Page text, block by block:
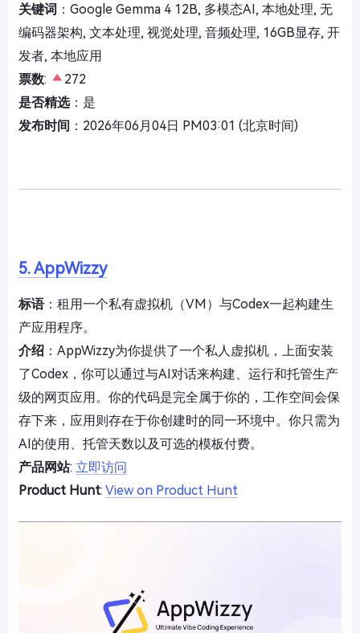
关键词 ：Google Gemma 4 12B, 多模态AI, 本地处理, 无
编码器架构, 文本处理, 视觉处理, 音频处理, 16GB显存, 开
发者, 本地应用
票数:
272
是否精选：是
发布时间 ：2026年06月04日 PM03:01 (北京时间)
5. AppWizzy
标语：租用一个私有虚拟机（VM）与Codex一起构建生
产应用程序。
介绍 ：AppWizzy为你提供了一个私人虚拟机，上面安装
了Codex，你可以通过与AI对话来构建、运行和托管生产
级的网页应用。你的代码是完全属于你的，工作空间会保
存下来，应用则存在于你创建时的同一环境中。你只需为
AI的使用、托管天数以及可选的模板付费。
产品网站: 立即访问
Product Hunt: View on Product Hunt